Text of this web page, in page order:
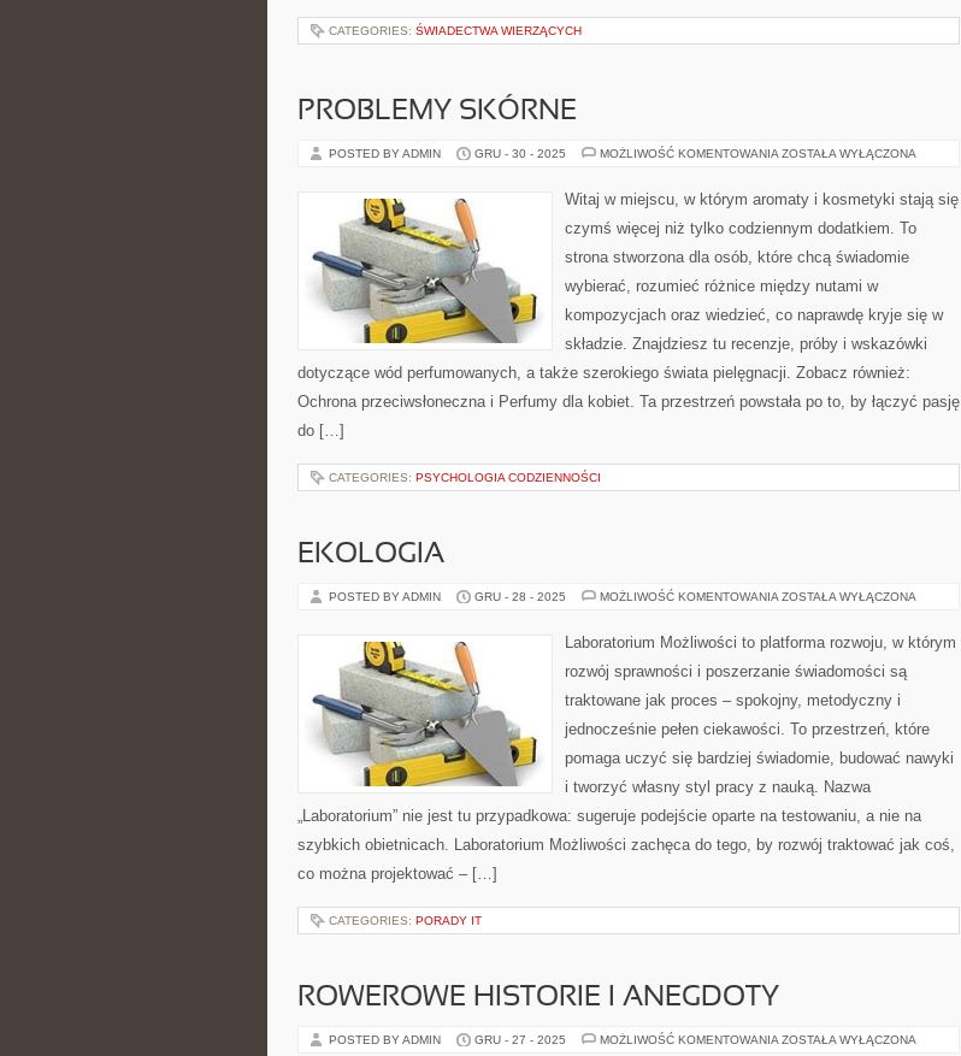
CATEGORIES: ŚWIADECTWA WIERZĄCYCH
PROBLEMY SKÓRNE
POSTED BY ADMIN GRU - 30 - 2025 MOŻLIWOŚĆ KOMENTOWANIA PROBLEMY
ZOSTAŁA WYŁĄCZONA
Witaj w miejscu, w którym aromaty i kosmetyki stają się
czymś więcej niż tylko codziennym dodatkiem. To
strona stworzona dla osób, które chcą świadomie
wybierać, rozumieć różnice między nutami w
kompozycjach oraz wiedzieć, co naprawdę kryje się w
składzie. Znajdziesz tu recenzje, próby i wskazówki
dotyczące wód perfumowanych, a także szerokiego świata pielęgnacji. Zobacz również:
Ochrona przeciwsłoneczna i Perfumy dla kobiet. Ta przestrzeń powstała po to, by łączyć pasję
do […]
CATEGORIES: PSYCHOLOGIA CODZIENNOŚCI
EKOLOGIA
POSTED BY ADMIN GRU - 28 - 2025 MOŻLIWOŚĆ KOMENTOWANIA EKOLOGIA
ZOSTAŁA WYŁĄCZONA
Laboratorium Możliwości to platforma rozwoju, w którym
rozwój sprawności i poszerzanie świadomości są
traktowane jak proces – spokojny, metodyczny i
jednocześnie pełen ciekawości. To przestrzeń, które
pomaga uczyć się bardziej świadomie, budować nawyki
i tworzyć własny styl pracy z nauką. Nazwa
„Laboratorium” nie jest tu przypadkowa: sugeruje podejście oparte na testowaniu, a nie na
szybkich obietnicach. Laboratorium Możliwości zachęca do tego, by rozwój traktować jak coś,
co można projektować – […]
CATEGORIES: PORADY IT
ROWEROWE HISTORIE I ANEGDOTY
POSTED BY ADMIN GRU - 27 - 2025 MOŻLIWOŚĆ KOMENTOWANIA ROWEROWE
ZOSTAŁA WYŁĄCZONA